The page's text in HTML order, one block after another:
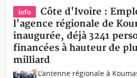
Info
Côte d'Ivoire :
l'agence régionale de
inaugurée, déjà 3241
financées à hauteur de
milliard
L'antenne régionale à